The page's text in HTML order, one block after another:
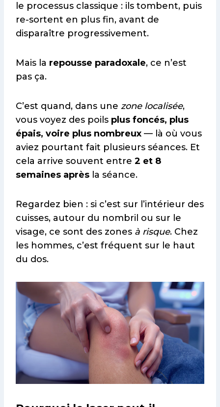
le processus classique : ils tombent, puis
re-sortent en plus fin, avant de
disparaître progressivement.
Mais la repousse paradoxale, ce n’est
pas ça.
C’est quand, dans une zone localisée,
vous voyez des poils plus foncés, plus
épais, voire plus nombreux — là où vous
aviez pourtant fait plusieurs séances. Et
cela arrive souvent entre 2 et 8
semaines après la séance.
Regardez bien : si c’est sur l’intérieur des
cuisses, autour du nombril ou sur le
visage, ce sont des zones à risque. Chez
les hommes, c’est fréquent sur le haut
du dos.